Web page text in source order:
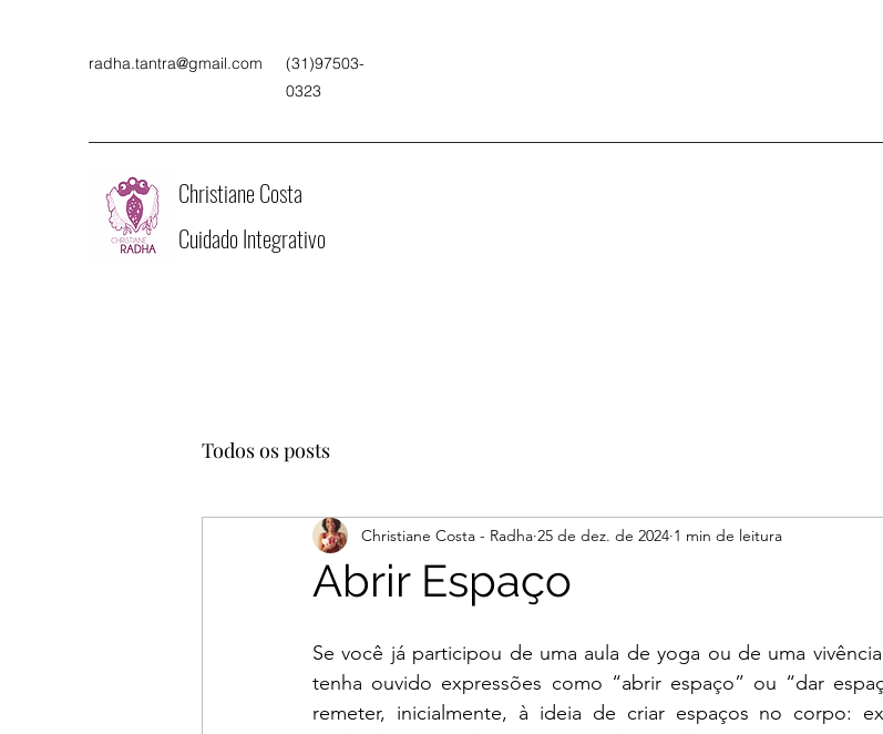
radha.tantra@gmail.com
(31)97503-
0323
Christiane Costa
Cuidado Integrativo
Todos os posts
Abrir Espaço
Christiane Costa - Radha 25 de dez. de 2024 1 min de leitura
Se você já participou de uma aula de yoga ou de uma
tenha ouvido expressões como “abrir espaço” ou “dar
remeter, inicialmente, à ideia de criar espaços no corpo: